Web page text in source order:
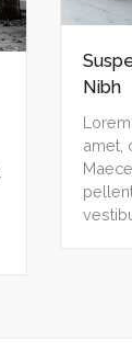
Nibh
amet,